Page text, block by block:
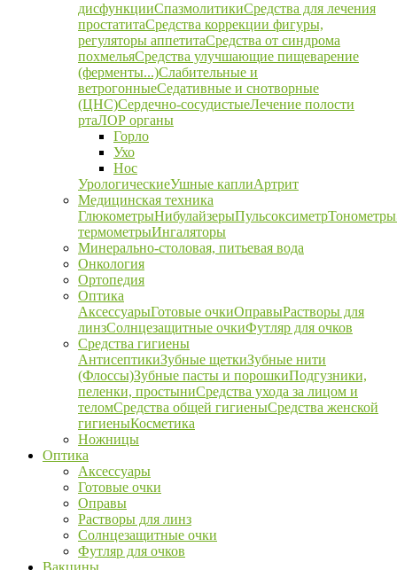
дисфункцииСпазмолитикиСредства для лечения
простатитаСредства коррекции фигуры,
регуляторы аппетитаСредства от синдрома
похмельяСредства улучшающие пищеварение
(ферменты...)Слабительные и
ветрогонныеСедативные и снотворные
(ЦНС)Сердечно-сосудистыеЛечение полости
ртаЛОР органы
Горло
Ухо
Нос
УрологическиеУшные каплиАртрит
Медицинская техника
ГлюкометрыНибулайзерыПульсоксиметрТонометры
термометрыИнгаляторы
Минерально-столовая, питьевая вода
Онкология
Ортопедия
Оптика
АксессуарыГотовые очкиОправыРастворы для
линзСолнцезащитные очкиФутляр для очков
Средства гигиены
АнтисептикиЗубные щеткиЗубные нити
(Флоссы)Зубные пасты и порошкиПодгузники,
пеленки, простыниСредства ухода за лицом и
теломСредства общей гигиеныСредства женской
гигиеныКосметика
Ножницы
Оптика
Аксессуары
Готовые очки
Оправы
Растворы для линз
Солнцезащитные очки
Футляр для очков